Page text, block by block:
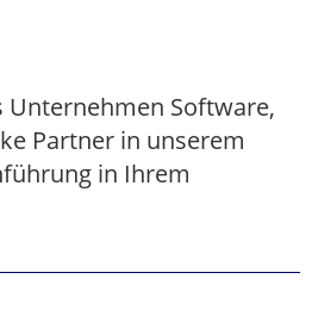
Unternehmen Software,
Partner in unserem
in Ihrem